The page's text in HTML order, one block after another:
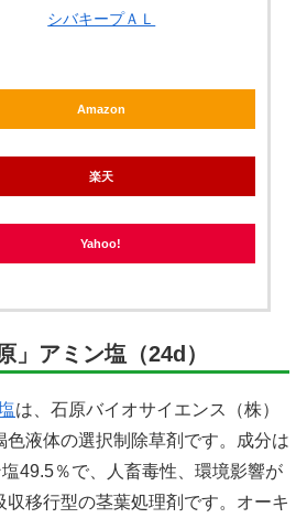
シバキープＡＬ
Amazon
楽天
Yahoo!
」アミン塩（24d）
は、石原バイオサイエンス（株）
色液体の選択制除草剤です。成分は
49.5％で、人畜毒性、環境影響が
収移行型の茎葉処理剤です。オーキ